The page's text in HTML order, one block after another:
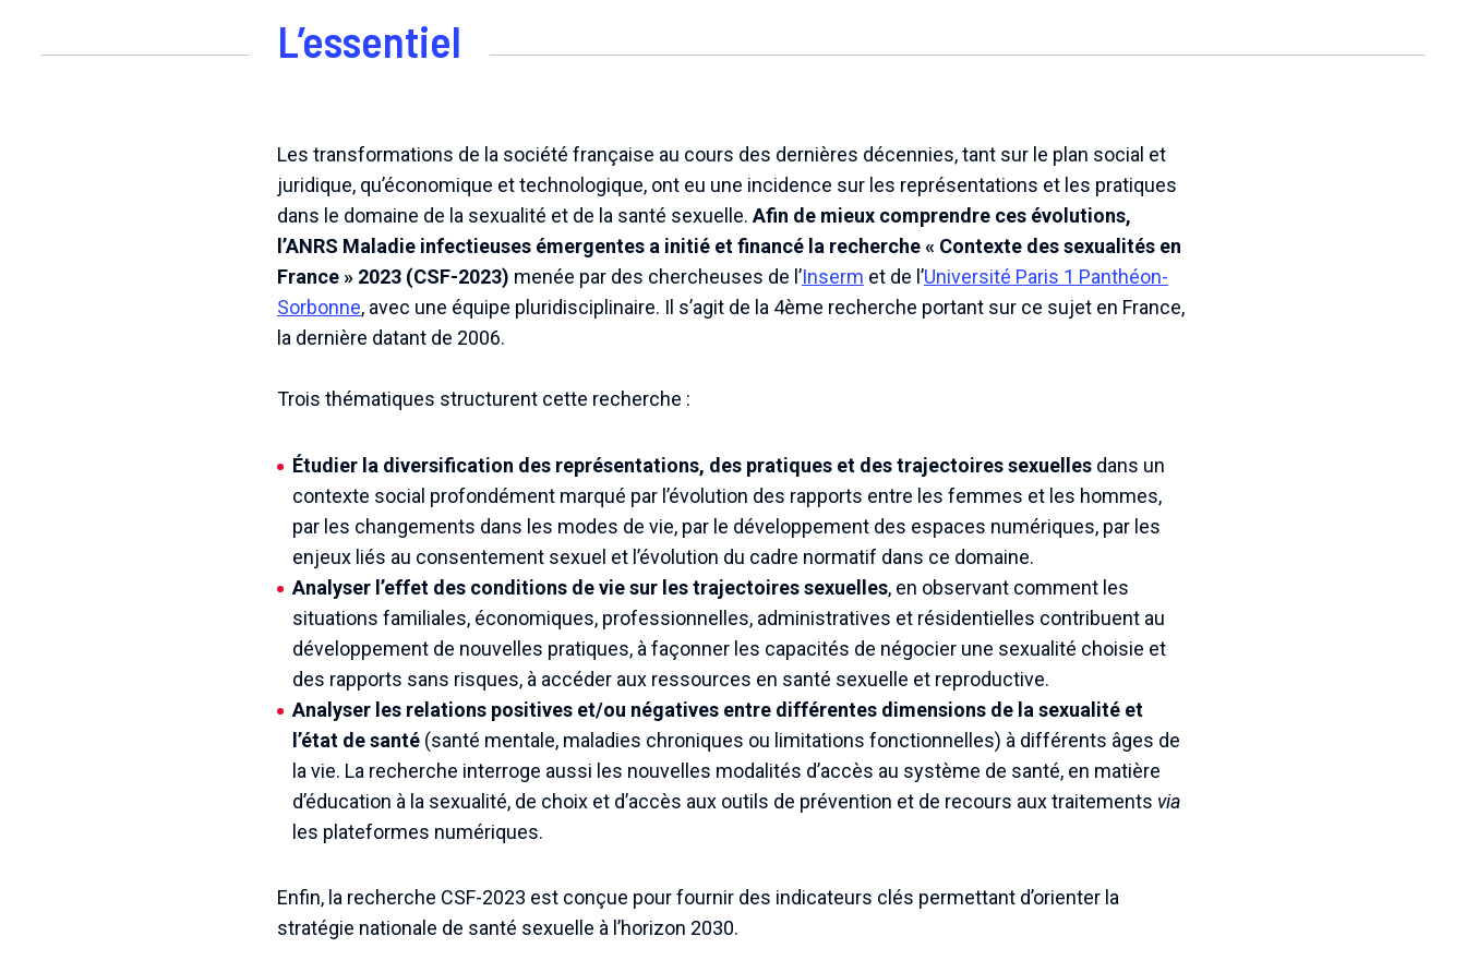
L’essentiel
Les transformations de la société française au cours des dernières décennies, tant sur le plan social et
juridique, qu’économique et technologique, ont eu une incidence sur les représentations et les pratiques
dans le domaine de la sexualité et de la santé sexuelle. Afin de mieux comprendre ces évolutions,
l’ANRS Maladie infectieuses émergentes a initié et financé la recherche « Contexte des sexualités en
France » 2023 (CSF-2023) menée par des chercheuses de l’Inserm et de l’Université Paris 1 Panthéon-
Sorbonne, avec une équipe pluridisciplinaire. Il s’agit de la 4ème recherche portant sur ce sujet en France,
la dernière datant de 2006.
Trois thématiques structurent cette recherche :
Étudier la diversification des représentations, des pratiques et des trajectoires sexuelles dans un
contexte social profondément marqué par l’évolution des rapports entre les femmes et les hommes,
par les changements dans les modes de vie, par le développement des espaces numériques, par les
enjeux liés au consentement sexuel et l’évolution du cadre normatif dans ce domaine.
Analyser l’effet des conditions de vie sur les trajectoires sexuelles, en observant comment les
situations familiales, économiques, professionnelles, administratives et résidentielles contribuent au
développement de nouvelles pratiques, à façonner les capacités de négocier une sexualité choisie et
des rapports sans risques, à accéder aux ressources en santé sexuelle et reproductive.
Analyser les relations positives et/ou négatives entre différentes dimensions de la sexualité et
l’état de santé (santé mentale, maladies chroniques ou limitations fonctionnelles) à différents âges de
la vie. La recherche interroge aussi les nouvelles modalités d’accès au système de santé, en matière
d’éducation à la sexualité, de choix et d’accès aux outils de prévention et de recours aux traitements via
les plateformes numériques.
Enfin, la recherche CSF-2023 est conçue pour fournir des indicateurs clés permettant d’orienter la
stratégie nationale de santé sexuelle à l’horizon 2030.